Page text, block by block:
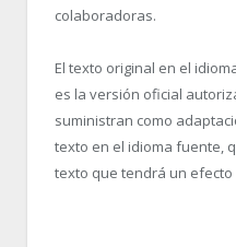
colaboradoras.
El texto original en el
es la versión oficial
suministran como
texto en el idioma fuente,
texto que tendrá un efecto